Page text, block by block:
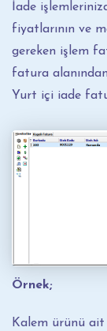
İade
fiyatlarının ve
gereken işlem
fatura
Yurt içi iade
Örnek;
Kalem ürünü ait